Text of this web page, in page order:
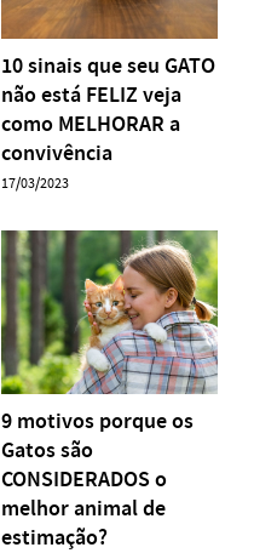
10 sinais que seu GATO
não está FELIZ veja
como MELHORAR a
convivência
17/03/2023
9 motivos porque os
Gatos são
CONSIDERADOS o
melhor animal de
estimação?